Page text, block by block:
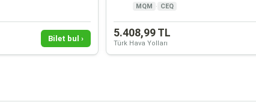
Bilet bul ›
MQM · CEQ
5.408,99 TL
Türk Hava Yolları